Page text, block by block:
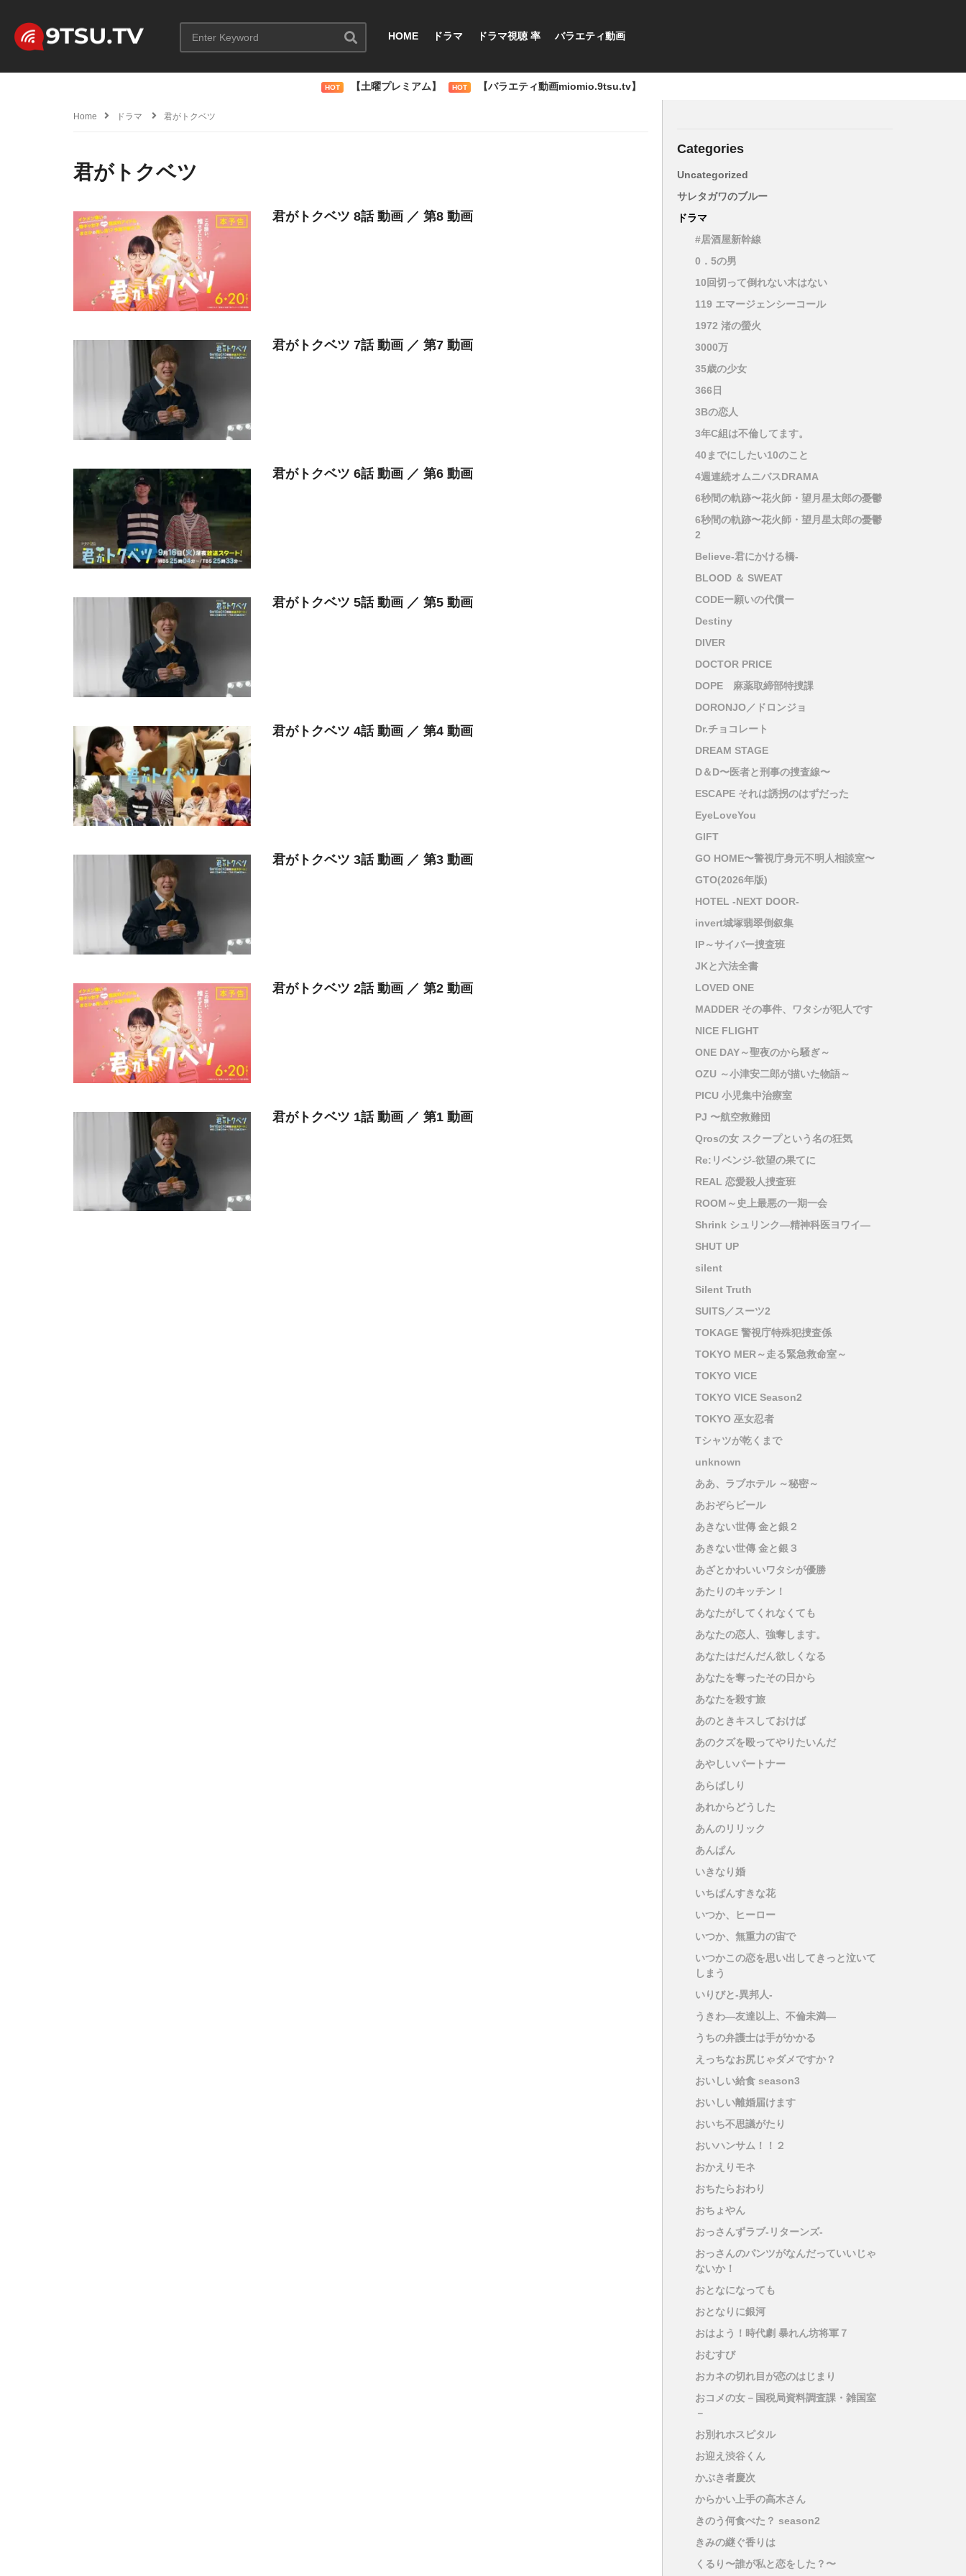
HOME ドラマ ドラマ視聴 率 バラエティ動画
HOT 【土曜プレミアム】 HOT 【バラエティ動画miomio.9tsu.tv】
Home ドラマ 君がトクベツ
君がトクベツ
君がトクベツ 8話 動画 ／ 第8 動画
君がトクベツ 7話 動画 ／ 第7 動画
君がトクベツ 6話 動画 ／ 第6 動画
君がトクベツ 5話 動画 ／ 第5 動画
君がトクベツ 4話 動画 ／ 第4 動画
君がトクベツ 3話 動画 ／ 第3 動画
君がトクベツ 2話 動画 ／ 第2 動画
君がトクベツ 1話 動画 ／ 第1 動画
Categories
Uncategorized
サレタガワのブルー
ドラマ
#居酒屋新幹線
0．5の男
10回切って倒れない木はない
119 エマージェンシーコール
1972 渚の螢火
3000万
35歳の少女
366日
3Bの恋人
3年C組は不倫してます。
40までにしたい10のこと
4週連続オムニバスDRAMA
6秒間の軌跡〜花火師・望月星太郎の憂鬱
6秒間の軌跡〜花火師・望月星太郎の憂鬱
2
Believe-君にかける橋-
BLOOD ＆ SWEAT
CODEー願いの代償ー
Destiny
DIVER
DOCTOR PRICE
DOPE 麻薬取締部特捜課
DORONJO／ドロンジョ
Dr.チョコレート
DREAM STAGE
D＆D〜医者と刑事の捜査線〜
ESCAPE それは誘拐のはずだった
EyeLoveYou
GIFT
GO HOME〜警視庁身元不明人相談室〜
GTO(2026年版)
HOTEL -NEXT DOOR-
invert城塚翡翠倒叙集
IP～サイバー捜査班
JKと六法全書
LOVED ONE
MADDER その事件、ワタシが犯人です
NICE FLIGHT
ONE DAY～聖夜のから騒ぎ～
OZU ～小津安二郎が描いた物語～
PICU 小児集中治療室
PJ 〜航空救難団
Qrosの女 スクープという名の狂気
Re:リベンジ-欲望の果てに
REAL 恋愛殺人捜査班
ROOM～史上最悪の一期一会
Shrink シュリンク―精神科医ヨワイ―
SHUT UP
silent
Silent Truth
SUITS／スーツ2
TOKAGE 警視庁特殊犯捜査係
TOKYO MER～走る緊急救命室～
TOKYO VICE
TOKYO VICE Season2
TOKYO 巫女忍者
Tシャツが乾くまで
unknown
ああ、ラブホテル ～秘密～
あおぞらビール
あきない世傳 金と銀２
あきない世傳 金と銀３
あざとかわいいワタシが優勝
あたりのキッチン！
あなたがしてくれなくても
あなたの恋人、強奪します。
あなたはだんだん欲しくなる
あなたを奪ったその日から
あなたを殺す旅
あのときキスしておけば
あのクズを殴ってやりたいんだ
あやしいパートナー
あらばしり
あれからどうした
あんのリリック
あんぱん
いきなり婚
いちばんすきな花
いつか、ヒーロー
いつか、無重力の宙で
いつかこの恋を思い出してきっと泣いて
しまう
いりびと-異邦人-
うきわ―友達以上、不倫未満―
うちの弁護士は手がかかる
えっちなお尻じゃダメですか？
おいしい給食 season3
おいしい離婚届けます
おいち不思議がたり
おいハンサム！！２
おかえりモネ
おちたらおわり
おちょやん
おっさんずラブ-リターンズ-
おっさんのパンツがなんだっていいじゃ
ないか！
おとなになっても
おとなりに銀河
おはよう！時代劇 暴れん坊将軍７
おむすび
おカネの切れ目が恋のはじまり
おコメの女－国税局資料調査課・雑国室
－
お別れホスピタル
お迎え渋谷くん
かぶき者慶次
からかい上手の高木さん
きのう何食べた？ season2
きみの継ぐ香りは
くるり〜誰が私と恋をした？〜